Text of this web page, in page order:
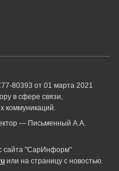
80393 от 01 марта 2021
в сфере связи,
коммуникаций.
— Письменный А.А.
сайта "СарИнформ"
или на страницу с новостью.